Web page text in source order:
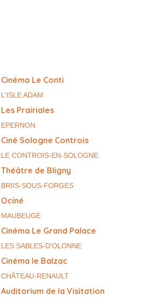
Cinéma Le Conti
L'ISLE ADAM
Les Prairiales
EPERNON
Ciné Sologne Controis
LE CONTROIS-EN-SOLOGNE
Théâtre de Bligny
BRIIS-SOUS-FORGES
Ociné
MAUBEUGE
Cinéma Le Grand Palace
LES SABLES-D'OLONNE
Cinéma le Balzac
CHÂTEAU-RENAULT
Auditorium de la Visitation